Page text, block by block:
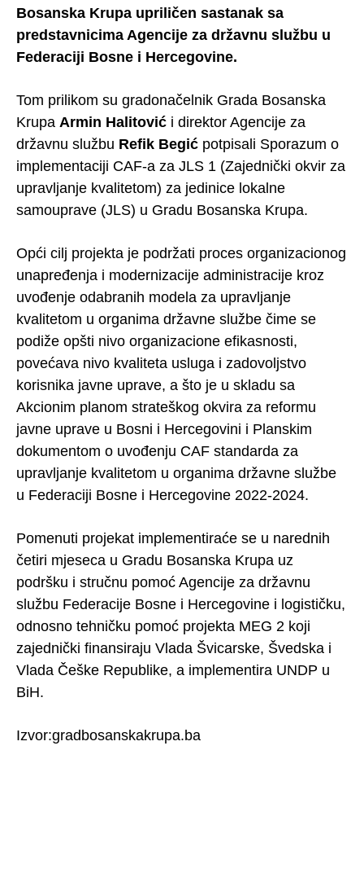
Bosanska Krupa upriličen sastanak sa
predstavnicima Agencije za državnu službu u
Federaciji Bosne i Hercegovine.
Tom prilikom su gradonačelnik Grada Bosanska
Krupa Armin Halitović i direktor Agencije za
državnu službu Refik Begić potpisali Sporazum o
implementaciji CAF-a za JLS 1 (Zajednički okvir za
upravljanje kvalitetom) za jedinice lokalne
samouprave (JLS) u Gradu Bosanska Krupa.
Opći cilj projekta je podržati proces organizacionog
unapređenja i modernizacije administracije kroz
uvođenje odabranih modela za upravljanje
kvalitetom u organima državne službe čime se
podiže opšti nivo organizacione efikasnosti,
povećava nivo kvaliteta usluga i zadovoljstvo
korisnika javne uprave, a što je u skladu sa
Akcionim planom strateškog okvira za reformu
javne uprave u Bosni i Hercegovini i Planskim
dokumentom o uvođenju CAF standarda za
upravljanje kvalitetom u organima državne službe
u Federaciji Bosne i Hercegovine 2022-2024.
Pomenuti projekat implementiraće se u narednih
četiri mjeseca u Gradu Bosanska Krupa uz
podršku i stručnu pomoć Agencije za državnu
službu Federacije Bosne i Hercegovine i logističku,
odnosno tehničku pomoć projekta MEG 2 koji
zajednički finansiraju Vlada Švicarske, Švedska i
Vlada Češke Republike, a implementira UNDP u
BiH.
Izvor:gradbosanskakrupa.ba